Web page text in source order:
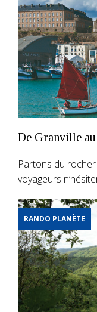
De Granville
Partons du
voyageurs
RANDO PLANÈTE